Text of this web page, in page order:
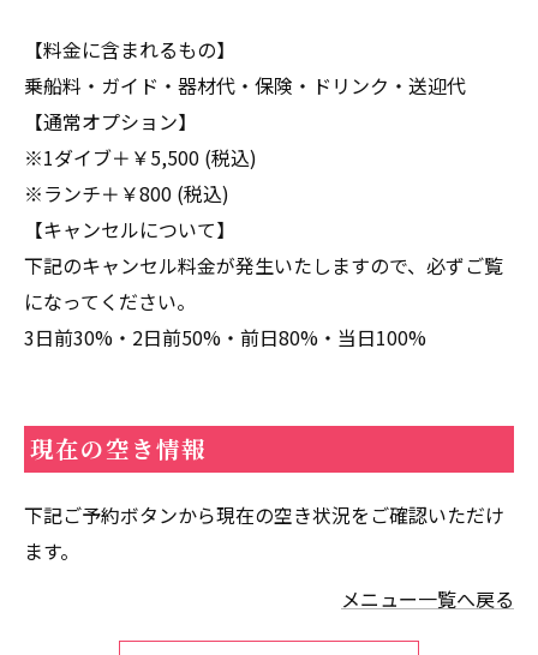
【料金に含まれるもの】
乗船料・ガイド・器材代・保険・ドリンク・送迎代
【通常オプション】
※1ダイブ＋￥5,500 (税込)
※ランチ＋￥800 (税込)
【キャンセルについて】
下記のキャンセル料金が発生いたしますので、必ずご覧
になってください。
3日前30%・2日前50%・前日80%・当日100%
現在の空き情報
下記ご予約ボタンから現在の空き状況をご確認いただけ
ます。
メニュー一覧へ戻る